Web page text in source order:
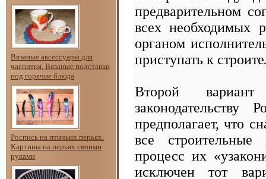
Вязаные аксессуары для
чаепития. Вязаные подставки
под горячие блюда
Роспись на птичьих перьях.
Картины на перьях своими
руками
предварительном
всех необходимых
органом
приступать к
Второй вариант
законодательству
предполагает, что
все
процесс их
исключен тот